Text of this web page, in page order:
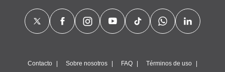
Contacto Sobre nosotros FAQ Términos de uso